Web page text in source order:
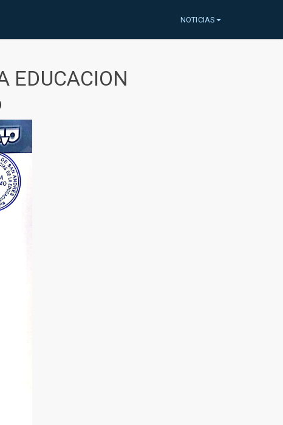
NOTICIAS
EDUCACION